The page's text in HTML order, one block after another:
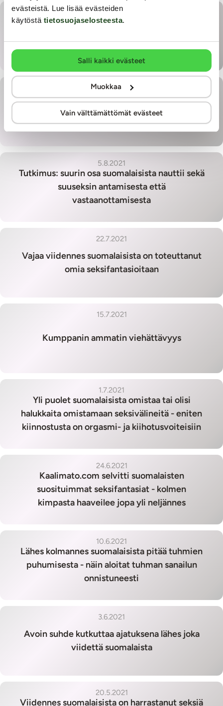
evästeistä. Lue lisää evästeiden
käytöstä tietosuojaselosteesta.
Salli kaikki evästeet
Muokkaa
Vain välttämättömät evästeet
03.12.2021
Uskalluksen puute estää suomalaisia
toteuttamasta fantasioitaan
2.9.2021
Tutkimus: suurin osa suomalaisista nauttii sekä
suuseksin antamisesta että
vastaanottamisesta
5.8.2021
Vajaa viidennes suomalaisista on toteuttanut
omia seksifantasioitaan
22.7.2021
Kumppanin ammatin viehättävyys
15.7.2021
Yli puolet suomalaisista omistaa tai olisi
halukkaita omistamaan seksivälineitä - eniten
kiinnostusta on orgasmi- ja kiihotusvoiteisiin
1.7.2021
Kaalimato.com selvitti suomalaisten
suosituimmat seksifantasiat - kolmen
kimpasta haaveilee jopa yli neljännes
24.6.2021
Lähes kolmannes suomalaisista pitää tuhmien
puhumisesta - näin aloitat tuhman sanailun
onnistuneesti
10.6.2021
Avoin suhde kutkuttaa ajatuksena lähes joka
viidettä suomalaista
3.6.2021
Viidennes suomalaisista on harrastanut seksiä
20.5.2021